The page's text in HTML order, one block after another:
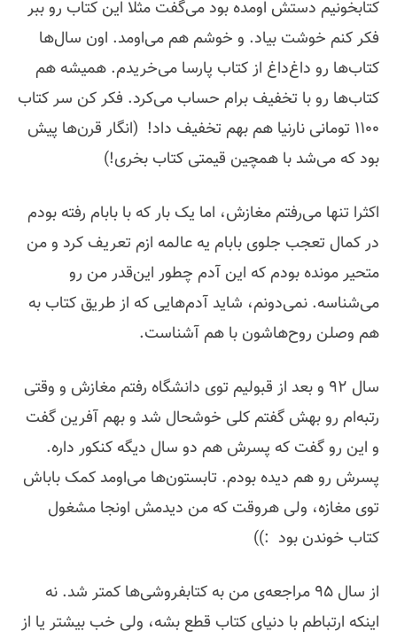
کتابخونیم دستش اومده بود می‌گفت مثلا این کتاب رو ببر
فکر کنم خوشت بیاد. و خوشم هم می‌اومد. اون سال‌ها
کتاب‌ها رو داغ‌داغ از کتاب پارسا می‌خریدم. همیشه هم
کتاب‌ها رو با تخفیف برام حساب می‌کرد. فکر کن سر کتاب
۱۱۰۰ تومانی نارنیا هم بهم تخفیف داد! ‌ (انگار قرن‌ها پیش
بود که می‌شد با همچین قیمتی کتاب بخری!)
اکثرا تنها می‌رفتم مغازش، اما یک بار که با بابام رفته بودم
در کمال تعجب جلوی بابام یه عالمه ازم تعریف کرد و من
متحیر مونده بودم که این آدم چطور این‌قدر من رو
می‌شناسه. نمی‌دونم، شاید آدم‌هایی که از طریق کتاب به
هم وصلن روح‌هاشون با هم آشناست.
سال ۹۲ و بعد از قبولیم توی دانشگاه رفتم مغازش و وقتی
رتبه‌ام رو بهش گفتم کلی خوشحال شد و بهم آفرین گفت
و این رو گفت که پسرش هم دو سال دیگه کنکور داره.
پسرش رو هم دیده بودم. تابستون‌ها می‌اومد کمک باباش
توی مغازه، ولی هروقت که من دیدمش اونجا مشغول
کتاب خوندن بود :))
از سال ۹۵ مراجعه‌ی من به کتابفروشی‌ها کمتر شد. نه
اینکه ارتباطم با دنیای کتاب قطع بشه، ولی خب بیشتر یا از